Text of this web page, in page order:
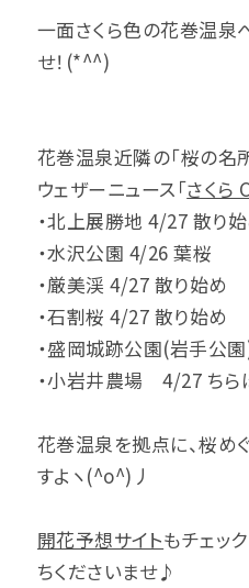
一面さくら色の花巻温泉
せ！(*^^)
花巻温泉近隣の「桜の名
ウェザーニュース「さくら
・北上展勝地 4/27 散り
・水沢公園 4/26 葉桜
・厳美渓 4/27 散り始め
・石割桜 4/27 散り始め
・盛岡城跡公園(岩手公
・小岩井農場 4/27 ちら
花巻温泉を拠点に、桜め
すよヽ(^o^)丿
開花予想サイトもチェッ
ちくださいませ♪